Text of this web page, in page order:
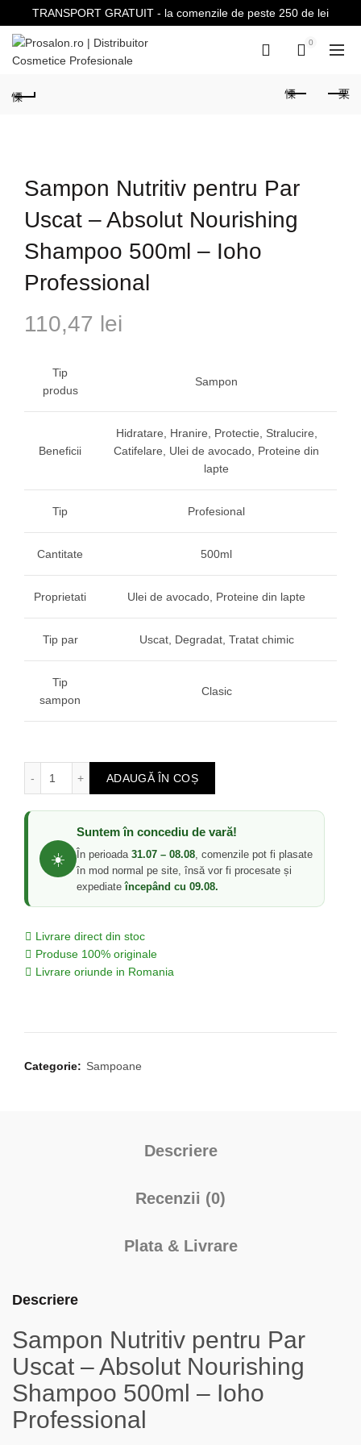
0
Sampon Nutritiv pentru Par
Uscat – Absolut Nourishing
Shampoo 500ml – Ioho
Professional
110,47 lei
Tip
produs
Sampon
Beneficii
Hidratare, Hranire, Protectie, Stralucire,
Catifelare, Ulei de avocado, Proteine din
lapte
Tip Profesional
Cantitate 500ml
Proprietati Ulei de avocado, Proteine din lapte
Tip par Uscat, Degradat, Tratat chimic
Tip
sampon
Clasic
Cantitate Sampon Nutritiv pentru Par Uscat - Absolut
ADAUGĂ ÎN COȘ
☀️
Suntem în concediu de vară!
În perioada 31.07 – 08.08, comenzile pot fi plasate
în mod normal pe site, însă vor fi procesate și
expediateîncepând cu 09.08.
Livrare direct din stoc
Produse 100% originale
Livrare oriunde in Romania
Categorie: Sampoane
Descriere
Recenzii (0)
Plata & Livrare
Descriere
Sampon Nutritiv pentru Par
Uscat – Absolut Nourishing
Shampoo 500ml – Ioho
Professional